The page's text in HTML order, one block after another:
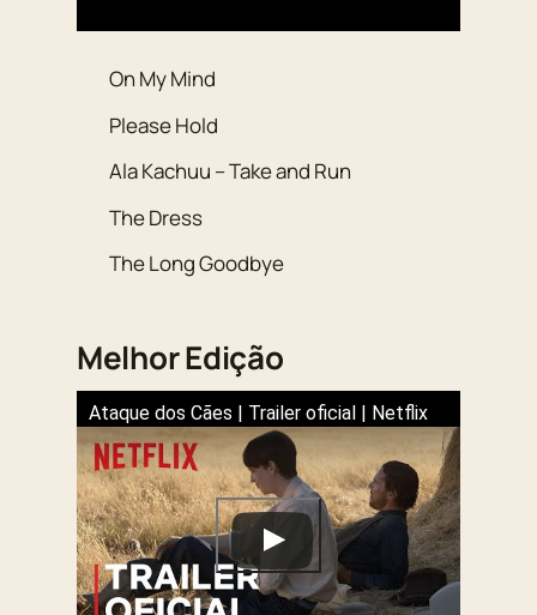
On My Mind
Please Hold
Ala Kachuu – Take and Run
The Dress
The Long Goodbye
Melhor Edição
Ataque dos Cães | Trailer oficial | Netflix